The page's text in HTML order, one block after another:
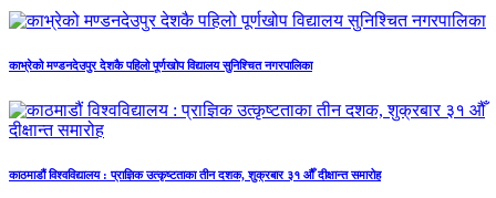
काभ्रेको मण्डनदेउपुर देशकै पहिलो पूर्णखोप विद्यालय सुनिश्चित नगरपालिका
काठमाडौं विश्वविद्यालय : प्राज्ञिक उत्कृष्टताका तीन दशक, शुक्रबार ३१ औँ दीक्षान्त समारोह